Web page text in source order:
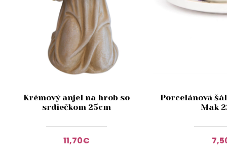
Krémový anjel na hrob so
srdiečkom 25cm
11,70€
Porcelánová
Mak